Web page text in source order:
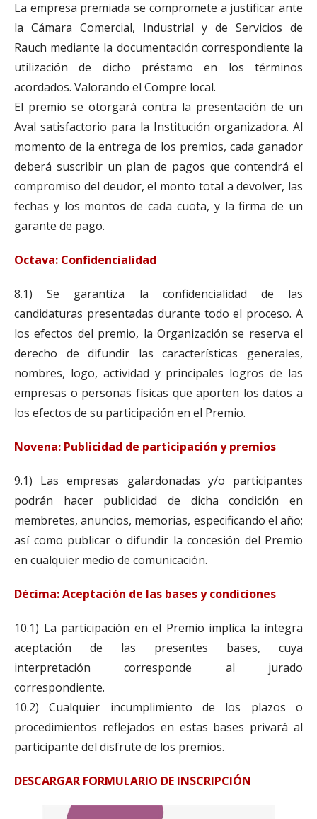
La empresa premiada se compromete a justificar ante
la Cámara Comercial, Industrial y de Servicios de
Rauch mediante la documentación correspondiente la
utilización de dicho préstamo en los términos
acordados. Valorando el Compre local.
El premio se otorgará contra la presentación de un
Aval satisfactorio para la Institución organizadora. Al
momento de la entrega de los premios, cada ganador
deberá suscribir un plan de pagos que contendrá el
compromiso del deudor, el monto total a devolver, las
fechas y los montos de cada cuota, y la firma de un
garante de pago.
Octava: Confidencialidad
8.1) Se garantiza la confidencialidad de las
candidaturas presentadas durante todo el proceso. A
los efectos del premio, la Organización se reserva el
derecho de difundir las características generales,
nombres, logo, actividad y principales logros de las
empresas o personas físicas que aporten los datos a
los efectos de su participación en el Premio.
Novena: Publicidad de participación y premios
9.1) Las empresas galardonadas y/o participantes
podrán hacer publicidad de dicha condición en
membretes, anuncios, memorias, especificando el año;
así como publicar o difundir la concesión del Premio
en cualquier medio de comunicación.
Décima: Aceptación de las bases y condiciones
10.1) La participación en el Premio implica la íntegra
aceptación de las presentes bases, cuya
interpretación corresponde al jurado
correspondiente.
10.2) Cualquier incumplimiento de los plazos o
procedimientos reflejados en estas bases privará al
participante del disfrute de los premios.
DESCARGAR FORMULARIO DE INSCRIPCIÓN